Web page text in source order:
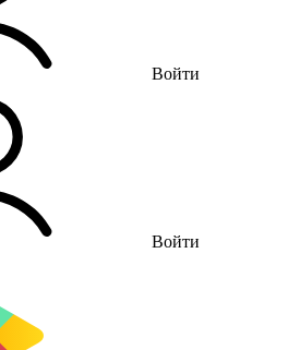
Войти
Войти